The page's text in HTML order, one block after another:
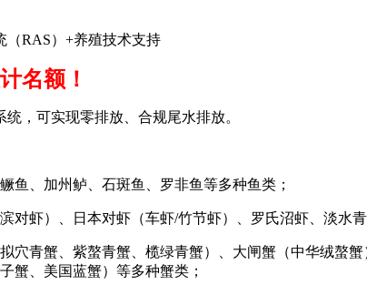
（RAS）+养殖技术支持
名额！
，可实现零排放、合规尾水排放。
鱼、加州鲈、石斑鱼、罗非鱼等多种鱼类；
对虾）、日本对虾（车虾/竹节虾）、罗氏沼虾、淡水青
穴青蟹、紫螯青蟹、榄绿青蟹）、大闸蟹（中华绒螯
蟹、美国蓝蟹）等多种蟹类；